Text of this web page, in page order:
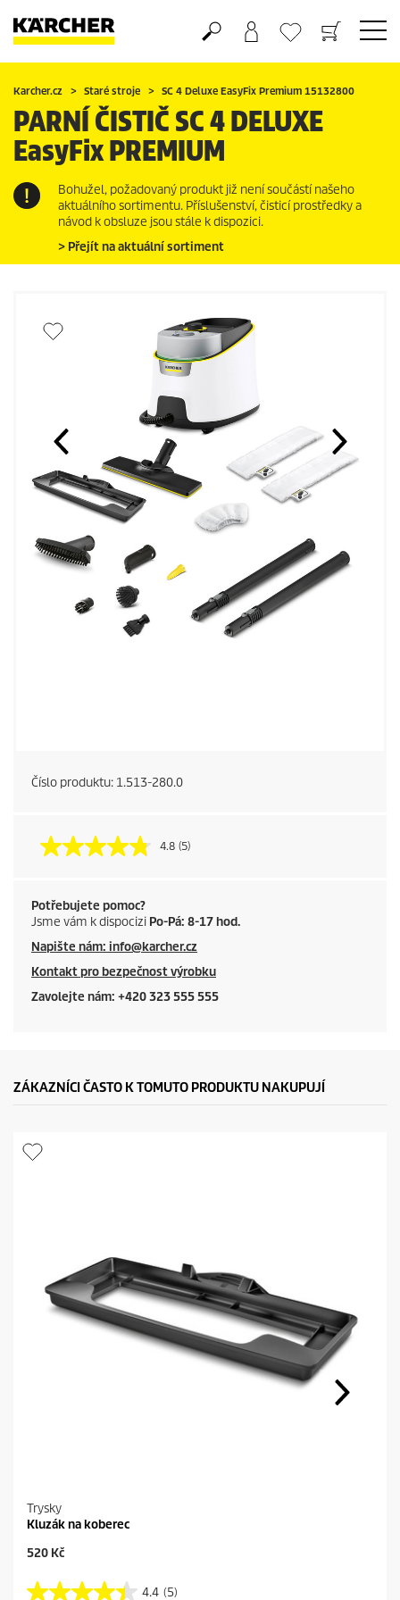
Nákupní košík
Seznam oblíbených produktů
Karcher.cz Staré stroje SC 4 Deluxe EasyFix Premium 15132800
PARNÍ ČISTIČ SC 4 DELUXE
EasyFixPREMIUM
Bohužel, požadovaný produkt již není součástí našeho
aktuálního sortimentu. Příslušenství, čisticí prostředky a
návod k obsluze jsou stále k dispozici.
> Přejít na aktuální sortiment
Číslo produktu: 1.513-280.0
4.8 (5)
Potřebujete pomoc?
Jsme vám k dispocizi Po-Pá: 8-17 hod.
Napište nám: info@karcher.cz
Kontakt pro bezpečnost výrobku
Zavolejte nám: +420 323 555 555
ZÁKAZNÍCI ČASTO K TOMUTO PRODUKTU NAKUPUJÍ
Trysky
Kluzák na koberec
C
520 Kč
4.4 (5)